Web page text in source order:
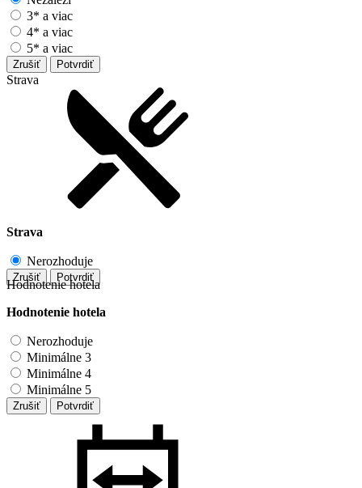
3* a viac
4* a viac
5* a viac
Zrušiť Potvrdiť
Strava
Strava
Nerozhoduje
Zrušiť Potvrdiť
Hodnotenie hotela
Hodnotenie hotela
Nerozhoduje
Minimálne 3
Minimálne 4
Minimálne 5
Zrušiť Potvrdiť